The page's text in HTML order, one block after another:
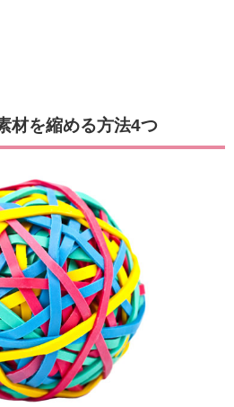
材を縮める方法4つ